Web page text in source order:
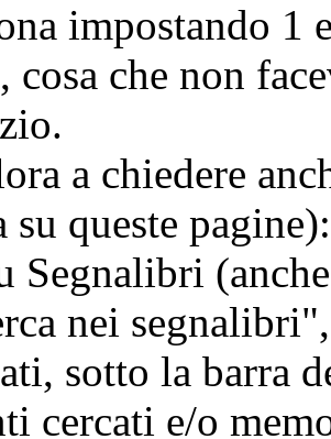
impostando 1
cosa che non
a chiedere
su queste pagine):
Segnalibri
nei
sotto la barra
cercati e/o